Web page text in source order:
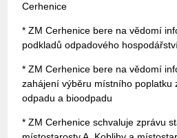
Cerhenice
* ZM Cerhenice bere na vědomí
podkladů odpadového
* ZM Cerhenice bere na vědomí
zahájení výběru místního poplatku
odpadu a bioodpadu
* ZM Cerhenice schvaluje zprávu